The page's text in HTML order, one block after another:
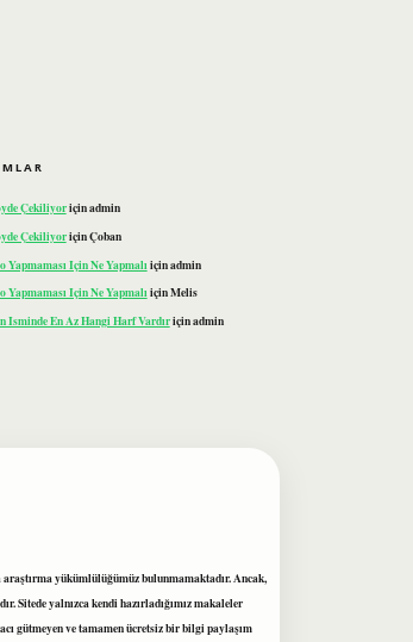
Çekiliyoriçinadmin
ÇekiliyoriçinÇoban
Için Ne Yapmalı içinadmin
Için Ne YapmalıiçinMelis
Isminde En Az Hangi Harf Vardıriçinadmin
yükümlülüğümüz bulunmamaktadır. Ancak,
yalnızca kendi hazırladığımız makaleler
gütmeyen ve tamamen ücretsiz bir bilgi paylaşım